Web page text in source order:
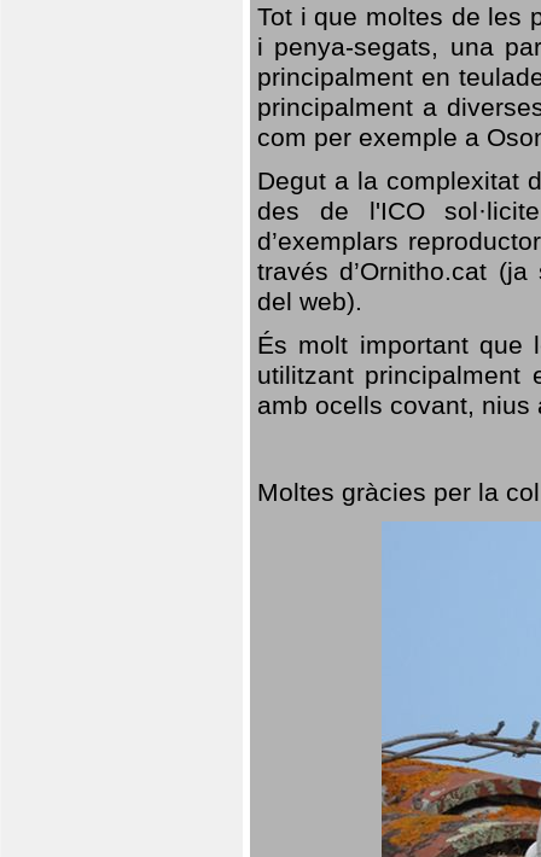
Tot i que moltes de les
i penya-segats, una
principalment en
principalment a
com per exemple a
Degut a la complexitat
des de l'ICO
d’exemplars
través d’Ornitho.cat
del web).
És molt important que
utilitzant
amb ocells covant,
Moltes gràcies per la